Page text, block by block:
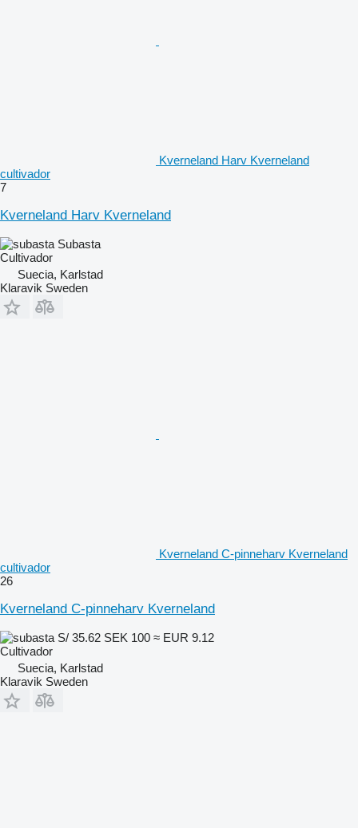
Kverneland Harv Kverneland
cultivador
7
Kverneland Harv Kverneland
Subasta
Cultivador
Suecia, Karlstad
Klaravik Sweden
Kverneland C-pinneharv Kverneland
cultivador
26
Kverneland C-pinneharv Kverneland
S/ 35.62 SEK 100 ≈ EUR 9.12
Cultivador
Suecia, Karlstad
Klaravik Sweden